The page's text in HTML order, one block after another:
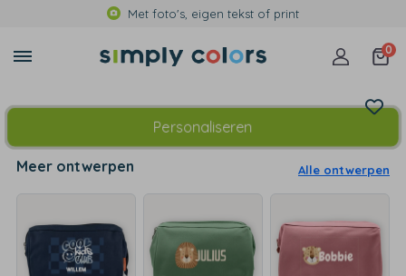
Met foto's, eigen tekst of print
0
Personaliseren
Meer ontwerpen Alle ontwerpen